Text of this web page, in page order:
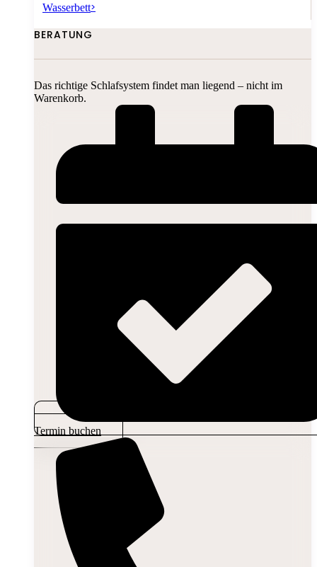
Wasserbett>
BERATUNG
Das richtige Schlafsystem findet man liegend – nicht im
Warenkorb.
Termin buchen